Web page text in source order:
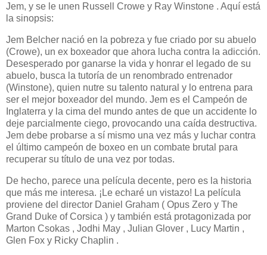
Jem, y se le unen Russell Crowe y Ray Winstone . Aquí está
la sinopsis:
Jem Belcher nació en la pobreza y fue criado por su abuelo
(Crowe), un ex boxeador que ahora lucha contra la adicción.
Desesperado por ganarse la vida y honrar el legado de su
abuelo, busca la tutoría de un renombrado entrenador
(Winstone), quien nutre su talento natural y lo entrena para
ser el mejor boxeador del mundo. Jem es el Campeón de
Inglaterra y la cima del mundo antes de que un accidente lo
deje parcialmente ciego, provocando una caída destructiva.
Jem debe probarse a sí mismo una vez más y luchar contra
el último campeón de boxeo en un combate brutal para
recuperar su título de una vez por todas.
De hecho, parece una película decente, pero es la historia
que más me interesa. ¡Le echaré un vistazo! La película
proviene del director Daniel Graham ( Opus Zero y The
Grand Duke of Corsica ) y también está protagonizada por
Marton Csokas , Jodhi May , Julian Glover , Lucy Martin ,
Glen Fox y Ricky Chaplin .